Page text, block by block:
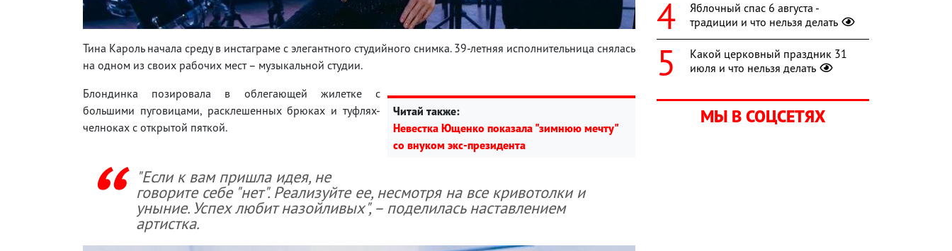
Тина Кароль начала среду в инстаграме с элегантного студийного снимка. 39-летняя исполнительница снялась
на одном из своих рабочих мест – музыкальной студии.
Читай также:
Невестка Ющенко показала "зимнюю мечту"
со внуком экс-президента
Блондинка позировала в облегающей жилетке с
большими пуговицами, расклешенных брюках и туфлях-
челноках с открытой пяткой.
"Если к вам пришла идея, не
говорите себе "нет". Реализуйте ее, несмотря на все кривотолки и
уныние. Успех любит назойливых", – поделилась наставлением
артистка.
Яблочный спас 6 августа -
традиции и что нельзя делать
Какой церковный праздник 31
июля и что нельзя делать
МЫ В СОЦСЕТЯХ